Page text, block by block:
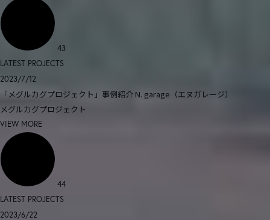
43
LATEST PROJECTS
2023/7/12
「メグルカグプロジェクト」事例紹介 N. garage（エヌガレージ）
メグルカグプロジェクト
VIEW MORE
44
LATEST PROJECTS
2023/6/22